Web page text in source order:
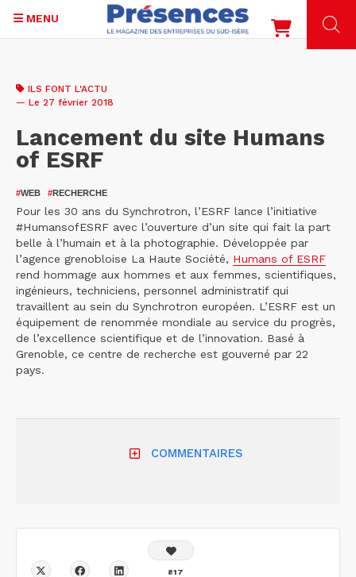
contenu
MENU
ILS FONT L'ACTU
— Le 27 février 2018
Lancement du site Humans
of ESRF
#WEB #RECHERCHE
Pour les 30 ans du Synchrotron, l’ESRF lance l’initiative
#HumansofESRF avec l’ouverture d’un site qui fait la part
belle à l’humain et à la photographie. Développée par
l’agence grenobloise La Haute Société, Humans of ESRF
rend hommage aux hommes et aux femmes, scientifiques,
ingénieurs, techniciens, personnel administratif qui
travaillent au sein du Synchrotron européen. L’ESRF est un
équipement de renommée mondiale au service du progrès,
de l’excellence scientifique et de l’innovation. Basé à
Grenoble, ce centre de recherche est gouverné par 22
pays.
COMMENTAIRES
817